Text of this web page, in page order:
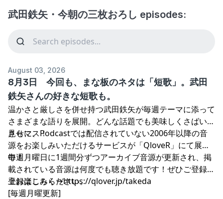
武田鉄矢・今朝の三枚おろし episodes:
August 03, 2026
8月3日 今回も、まな板のネタは「短歌」。武田
鉄矢さんの好きな短歌も。
温かさと厳しさを併せ持つ武田鉄矢が毎週テーマに添って
さまざまな語りを展開。どんな話題でも美味しくさばいて
見せマス！
さらに、Podcastでは配信されていない2006年以降の音
源をお楽しみいただけるサービスが「QloveR」にて展開
中！
毎週月曜日に1週間分ずつアーカイブ音源が更新され、掲
載されている音源は何度でも聴き放題です！ぜひご登録の
上お楽しみください。
登録はこちら→⁠⁠⁠⁠⁠⁠⁠⁠⁠⁠⁠⁠⁠⁠⁠⁠⁠⁠⁠⁠⁠⁠⁠⁠⁠⁠⁠⁠⁠⁠⁠https://qlover.jp/takeda⁠⁠⁠⁠⁠⁠⁠⁠⁠⁠⁠⁠⁠⁠⁠⁠⁠⁠⁠⁠⁠⁠⁠⁠⁠⁠⁠⁠⁠⁠⁠
[毎週月曜更新]